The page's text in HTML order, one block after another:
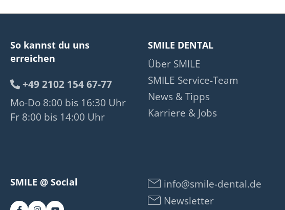
So kannst du uns
erreichen
+49 2102 154 67-77
Mo-Do 8:00 bis 16:30 Uhr
Fr 8:00 bis 14:00 Uhr
SMILE DENTAL
Über SMILE
SMILE Service-Team
News & Tipps
Karriere & Jobs
SMILE @ Social
info@smile-dental.de
Newsletter